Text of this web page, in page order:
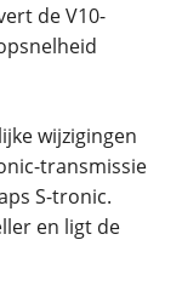
de V10-
wijzigingen
transmissie
S-tronic.
en ligt de